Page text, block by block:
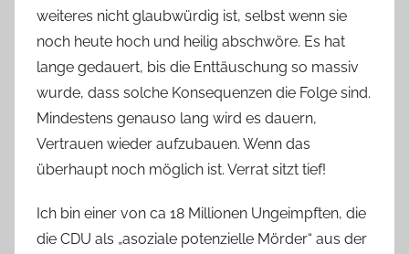
weiteres nicht glaubwürdig ist, selbst wenn sie
noch heute hoch und heilig abschwöre. Es hat
lange gedauert, bis die Enttäuschung so massiv
wurde, dass solche Konsequenzen die Folge sind.
Mindestens genauso lang wird es dauern,
Vertrauen wieder aufzubauen. Wenn das
überhaupt noch möglich ist. Verrat sitzt tief!
Ich bin einer von ca 18 Millionen Ungeimpften, die
die CDU als „asoziale potenzielle Mörder“ aus der